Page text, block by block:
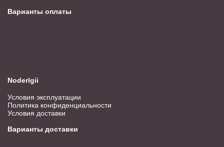
Варианты оплаты
Noderīgii
Условия эксплуатации
Политика конфиденциальности
Условия доставки
Варианты доставки